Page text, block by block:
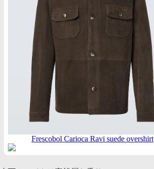
Frescobol Carioca Ravi suede overshirt